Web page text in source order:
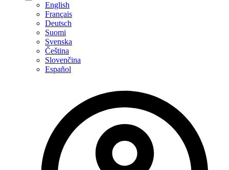
English
Français
Deutsch
Suomi
Svenska
Čeština
Slovenčina
Español